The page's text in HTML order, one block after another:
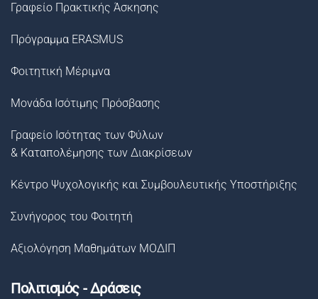
Γραφείο Πρακτικής Άσκησης
Πρόγραμμα ERASMUS
Φοιτητική Μέριμνα
Μονάδα Ισότιμης Πρόσβασης
Γραφείο Ισότητας των Φύλων
& Καταπολέμησης των Διακρίσεων
Κέντρο Ψυχολογικής και Συμβουλευτικής Υποστήριξης
Συνήγορος του Φοιτητή
Αξιολόγηση Μαθημάτων ΜΟΔΙΠ
Πολιτισμός - Δράσεις